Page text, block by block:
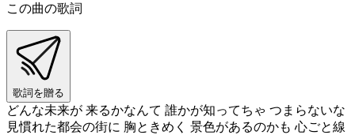
この曲の歌詞
歌詞を贈る
どんな未来が 来るかなんて 誰かが知ってちゃ つまらないな
見慣れた都会の街に 胸ときめく 景色があるのかも 心ごと線